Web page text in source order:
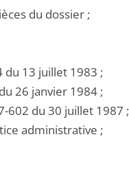
du dossier ;
du 13 juillet 1983 ;
26 janvier 1984 ;
602 du 30 juillet 1987 ;
administrative ;